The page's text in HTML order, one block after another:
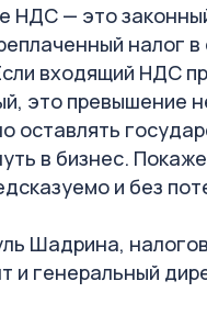
НДС — это
налог в
входящий НДС
это превышение
оставлять
в бизнес.
и без
Шадрина,
и генеральный